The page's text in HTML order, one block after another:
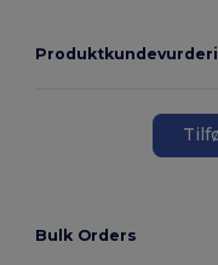
Bulk Orders